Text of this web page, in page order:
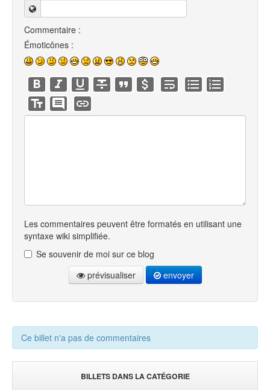
Commentaire :
Émoticônes :
Les commentaires peuvent être formatés en utilisant une
syntaxe wiki simplifiée.
Se souvenir de moi sur ce blog
prévisualiser
envoyer
Ce billet n'a pas de commentaires
BILLETS DANS LA CATÉGORIE